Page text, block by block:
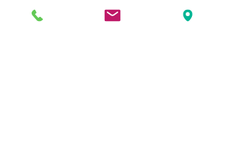
Standard
Basic Support